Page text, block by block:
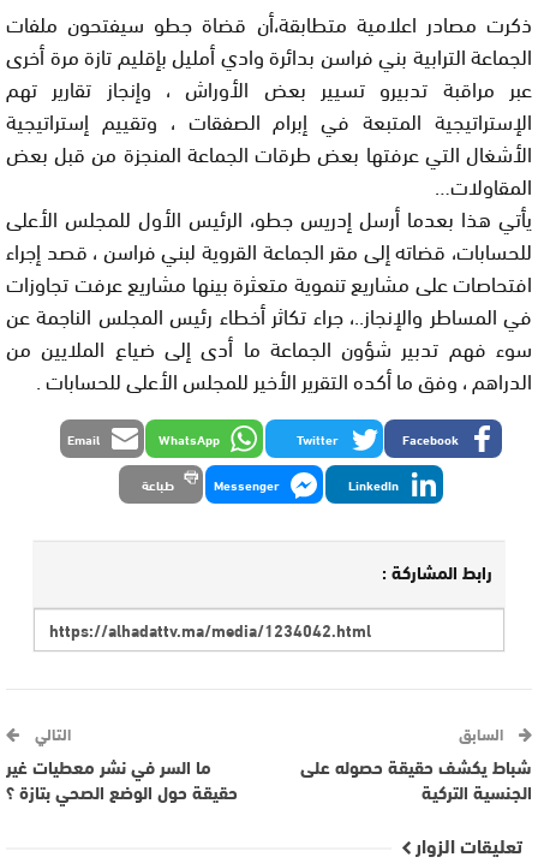
ذكرت مصادر اعلامية متطابقة،أن قضاة جطو سيفتحون ملفات
الجماعة الترابية بني فراسن بدائرة وادي أمليل بإقليم تازة مرة أخرى
عبر مراقبة تدبيرو تسيير بعض الأوراش ، وإنجاز تقارير تهم
الإستراتيجية المتبعة في إبرام الصفقات ، وتقييم إستراتيجية
الأشغال التي عرفتها بعض طرقات الجماعة المنجزة من قبل بعض
المقاولات…
يأتي هذا بعدما أرسل إدريس جطو، الرئيس الأول للمجلس الأعلى
للحسابات، قضاته إلى مقر الجماعة القروية لبني فراسن ، قصد إجراء
افتحاصات على مشاريع تنموية متعثرة بينها مشاريع عرفت تجاوزات
في المساطر والإنجاز..، جراء تكاثر أخطاء رئيس المجلس الناجمة عن
سوء فهم تدبير شؤون الجماعة ما أدى إلى ضياع الملايين من
الدراهم ، وفق ما أكده التقرير الأخير للمجلس الأعلى للحسابات .
Facebook
Twitter
WhatsApp
Email
LinkedIn
Messenger طباعة
رابط المشاركة :
السابق
شباط يكشف حقيقة حصوله على
الجنسية التركية
التالي
ما السر في نشر معطيات غير
حقيقة حول الوضع الصحي بتازة ؟
تعليقات الزوار